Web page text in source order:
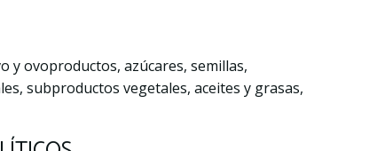
y ovoproductos, azúcares, semillas,
subproductos vegetales, aceites y grasas,